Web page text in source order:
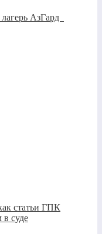
АзГард
статьи ГПК
в суде